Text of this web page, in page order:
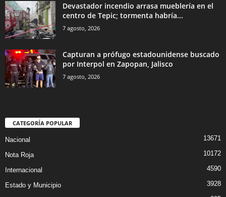
Devastador incendio arrasa mueblería en el
centro de Tepic; tormenta habría...
7 agosto, 2026
Capturan a prófugo estadounidense buscado
por Interpol en Zapopan, Jalisco
7 agosto, 2026
CATEGORÍA POPULAR
Nacional 13671
Nota Roja 10172
Internacional 4590
Estado y Municipio 3928